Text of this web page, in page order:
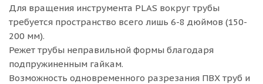
Для вращения инструмента PLAS вокруг трубы
требуется пространство всего лишь 6-8 дюймов (150-
200 мм).
Режет трубы неправильной формы благодаря
подпружиненным гайкам.
Возможность одновременного разрезания ПВХ труб и